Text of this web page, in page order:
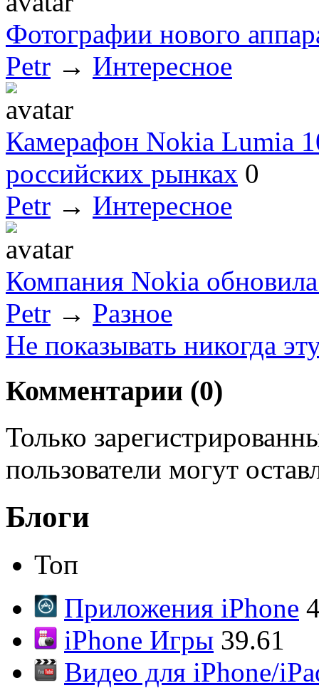
Фотографии нового
Petr → Интересное
Камерафон Nokia Lumia
российских рынках 0
Petr → Интересное
Компания Nokia
Petr → Разное
Не показывать никогда
Комментарии (0)
Только
пользователи могут
Блоги
Топ
Приложения iPhone
iPhone Игры 39.61
Видео для iPhone/